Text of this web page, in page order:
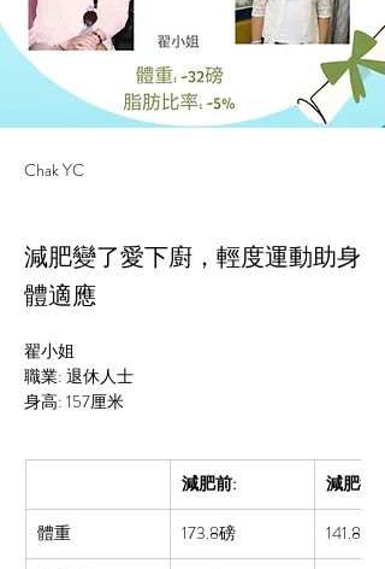
Chak YC
減肥變了愛下廚，輕度運動助身
體適應
翟小姐
職業: 退休人士
身高: 157厘米
減肥前: 減肥後:
體重 173.8磅 141.8磅